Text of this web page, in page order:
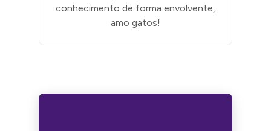
conhecimento de forma envolvente,
amo gatos!